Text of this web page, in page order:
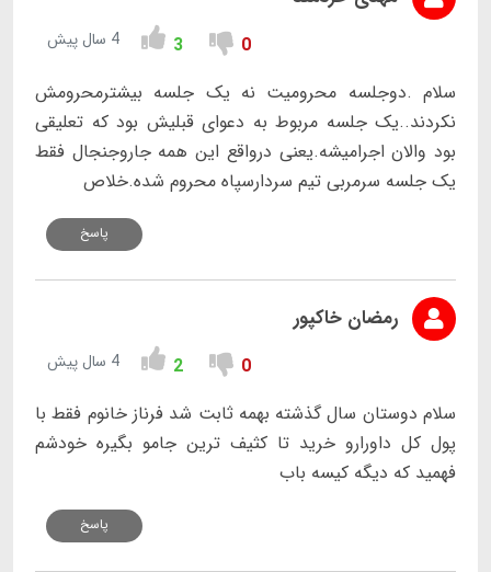
0
3 4 سال پیش
سلام .دوجلسه محرومیت نه یک جلسه بیشترمحرومش
نکردند..یک جلسه مربوط به دعوای قبلیش بود که تعلیقی
بود والان اجرامیشه.یعنی درواقع این همه جاروجنجال فقط
یک جلسه سرمربی تیم سردارسپاه محروم شده.خلاص
پاسخ
رمضان خاکپور
0
2 4 سال پیش
سلام دوستان سال گذشته بهمه ثابت شد فرناز خانوم فقط با
پول کل داورارو خرید تا کثیف ترین جامو بگیره خودشم
فهمید که دیگه کیسه باب
پاسخ